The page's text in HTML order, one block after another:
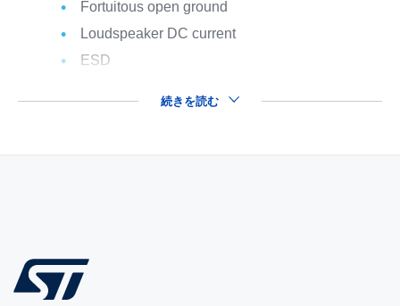
Fortuitous open ground
Loudspeaker DC current
ESD
続きを読む